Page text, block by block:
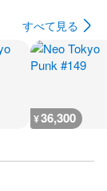
すべて見る
¥36,300